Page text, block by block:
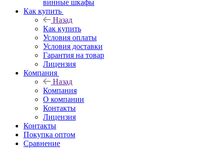
винные шкафы
Как купить
Назад
Как купить
Условия оплаты
Условия доставки
Гарантия на товар
Лицензия
Компания
Назад
Компания
О компании
Контакты
Лицензия
Контакты
Покупка оптом
Сравнение